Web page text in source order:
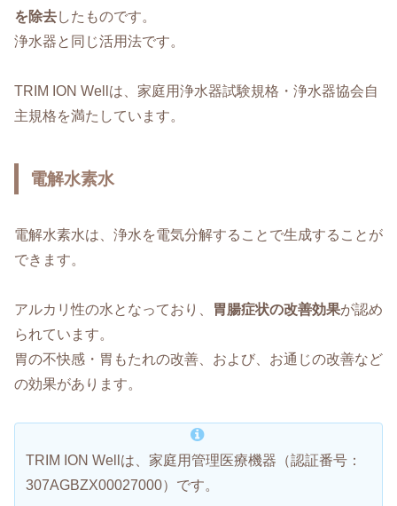
を除去したものです。
浄水器と同じ活用法です。
TRIM ION Wellは、家庭用浄水器試験規格・浄水器協会自
主規格を満たしています。
電解水素水
電解水素水は、浄水を電気分解することで生成することが
できます。
アルカリ性の水となっており、 胃腸症状の改善効果が認め
られています。
胃の不快感・胃もたれの改善、および、お通じの改善など
の効果があります。
TRIM ION Wellは、家庭用管理医療機器（認証番号：
307AGBZX00027000）です。